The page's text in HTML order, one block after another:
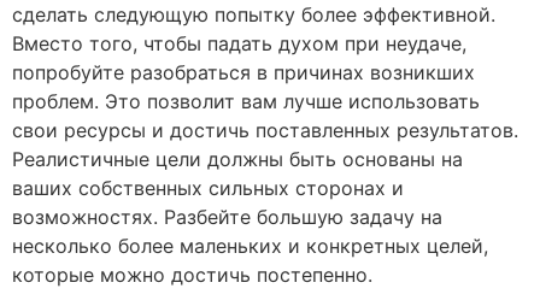
сделать следующую попытку более эффективной.
Вместо того, чтобы падать духом при неудаче,
попробуйте разобраться в причинах возникших
проблем. Это позволит вам лучше использовать
свои ресурсы и достичь поставленных результатов.
Реалистичные цели должны быть основаны на
ваших собственных сильных сторонах и
возможностях. Разбейте большую задачу на
несколько более маленьких и конкретных целей,
которые можно достичь постепенно.